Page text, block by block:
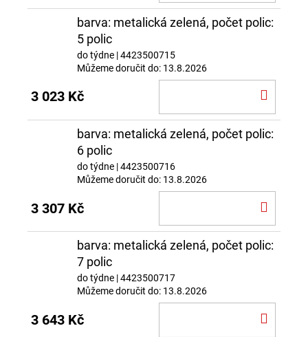
barva: metalická zelená, počet polic:
5 polic
do týdne | 4423500715
Můžeme doručit do: 13.8.2026
3 023 Kč
barva: metalická zelená, počet polic:
6 polic
do týdne | 4423500716
Můžeme doručit do: 13.8.2026
3 307 Kč
barva: metalická zelená, počet polic:
7 polic
do týdne | 4423500717
Můžeme doručit do: 13.8.2026
3 643 Kč